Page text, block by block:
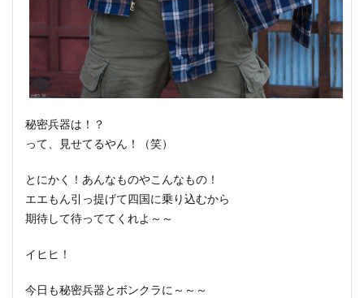
秘密兵器は！？
って、見せてるやん！（笑）
とにかく！あんなものやこんなもの！
エエもん引っ提げて四国に乗り込むから
期待して待っててくれよ～～
イヒヒ！
今日も秘密兵器とボンクラに～～～